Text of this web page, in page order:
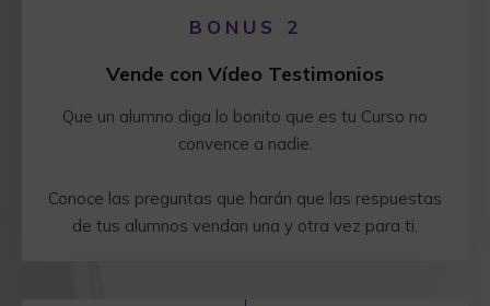
BONUS 2
Vende con Vídeo Testimonios
Que un alumno diga lo bonito que es tu Curso no
convence a nadie.
Conoce las preguntas que harán que las respuestas
de tus alumnos vendan una y otra vez para ti.